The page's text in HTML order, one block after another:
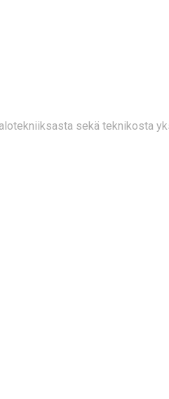
sekä teknikosta